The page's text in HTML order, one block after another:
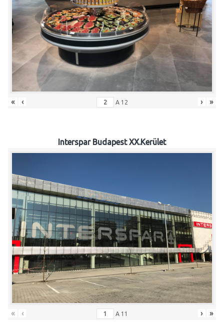
« ‹ A 12 › »
Interspar Budapest XX.Kerület
« ‹ A 11 › »